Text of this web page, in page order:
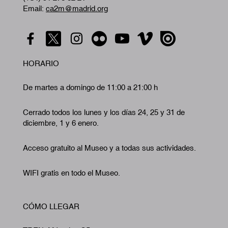
Email: ca2m@madrid.org
HORARIO
De martes a domingo de 11:00 a 21:00 h
Cerrado todos los lunes y los días 24, 25 y 31 de
diciembre, 1 y 6 enero.
Acceso gratuito al Museo y a todas sus actividades.
WIFI gratis en todo el Museo.
CÓMO LLEGAR